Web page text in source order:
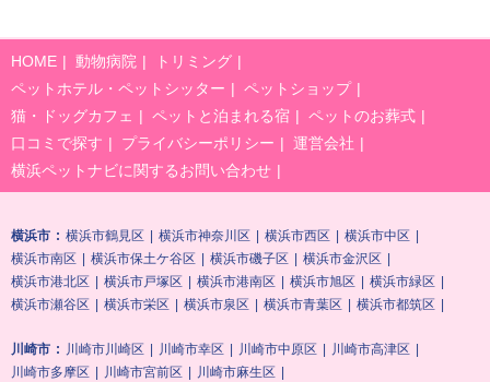
HOME 動物病院
トリミング
ペットホテル・ペットシッター
ペットショップ
猫・ドッグカフェ
ペットと泊まれる宿
ペットのお葬式
口コミで探す
プライバシーポリシー
運営会社
横浜ペットナビに関するお問い合わせ
横浜市 横浜市鶴見区 横浜市神奈川区 横浜市西区
横浜市中区
横浜市南区
横浜市保土ケ谷区 横浜市磯子区
横浜市金沢区
横浜市港北区
横浜市戸塚区 横浜市港南区 横浜市旭区
横浜市緑区
横浜市瀬谷区
横浜市栄区 横浜市泉区 横浜市青葉区 横浜市都筑区
川崎市 川崎市川崎区 川崎市幸区 川崎市中原区
川崎市高津区
川崎市多摩区
川崎市宮前区 川崎市麻生区